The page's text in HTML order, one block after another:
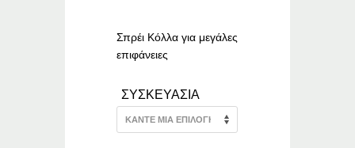
€24.46
Σπρέι Κόλλα για μεγάλες
επιφάνειες
ΣΥΣΚΕΥΑΣΙΑ